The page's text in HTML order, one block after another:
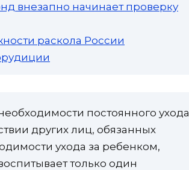
внезапно начинает проверку
раскола России
постоянного ухода
других лиц, обязанных
ухода за ребенком,
только один